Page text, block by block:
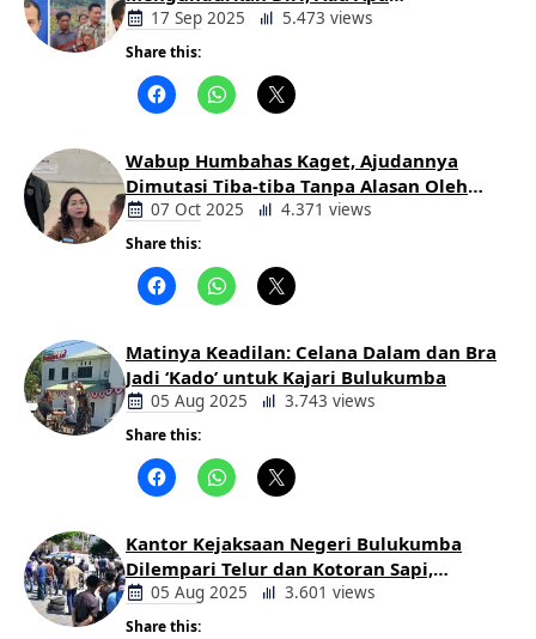
Pemerintahan Oloan
17 Sep 2025 5.473 views
Share this:
Wabup Humbahas Kaget, Ajudannya
Dimutasi Tiba-tiba Tanpa Alasan Oleh
Bupati
07 Oct 2025 4.371 views
Share this:
Matinya Keadilan: Celana Dalam dan Bra
Jadi ‘Kado’ untuk Kajari Bulukumba
05 Aug 2025 3.743 views
Share this:
Kantor Kejaksaan Negeri Bulukumba
Dilempari Telur dan Kotoran Sapi,
Keluarga Korban Lakalantas Tuntut
Keadilan
05 Aug 2025 3.601 views
Share this: